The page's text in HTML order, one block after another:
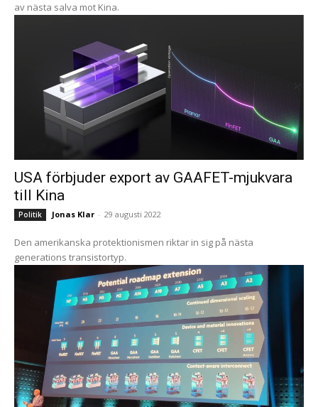
av nästa salva mot Kina.
USA förbjuder export av GAAFET-mjukvara
till Kina
Politik Jonas Klar - 29 augusti 2022
Den amerikanska protektionismen riktar in sig på nästa
generations transistortyp.